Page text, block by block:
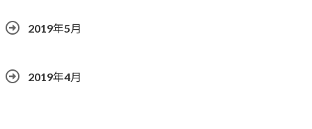
2019年5月
2019年4月